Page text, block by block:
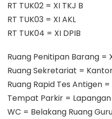
RT TUK02 = XI TKJ B
RT TUK03 = XI AKL
RT TUK04 = XI DPIB
Ruang Penitipan Barang =
Ruang Sekretariat =
Ruang Rapid Tes Antigen =
Tempat Parkir =
WC = Belakang Ruang